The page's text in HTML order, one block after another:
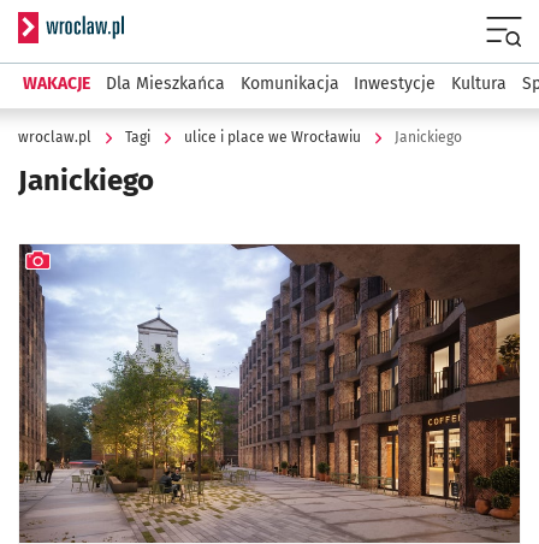
Serwis informacyjny wroclaw.pl
WAKACJE Dla Mieszkańca Komunikacja Inwestycje Kultura
wroclaw.pl Tagi ulice i place we Wrocławiu Janickiego
Janickiego